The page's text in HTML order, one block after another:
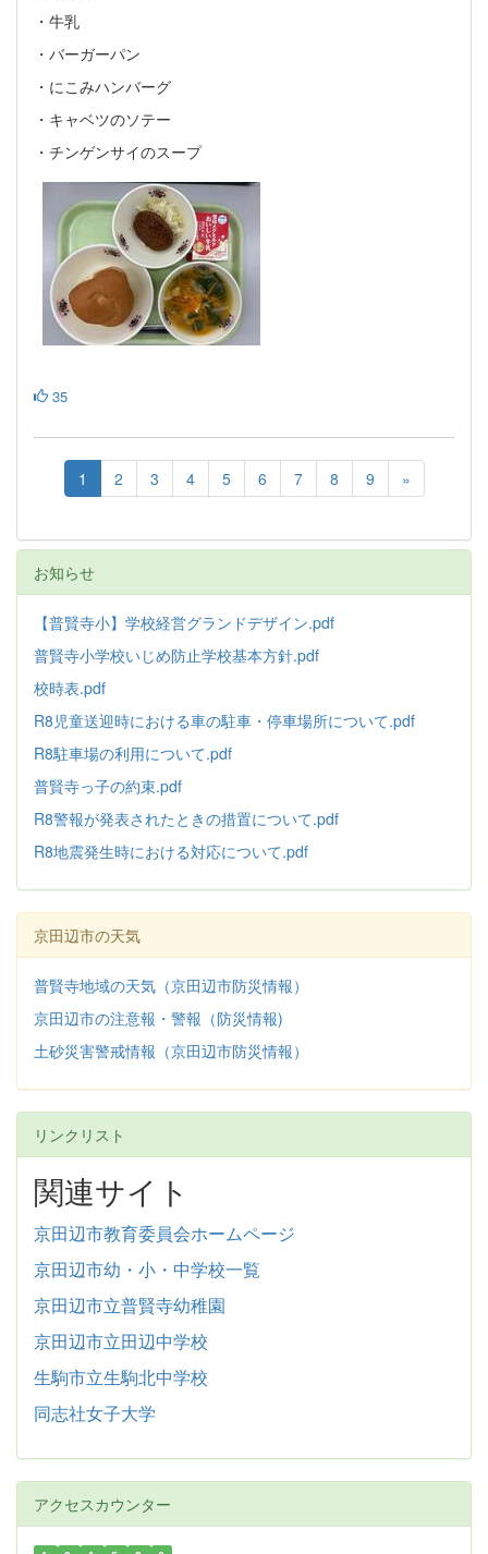
・牛乳
・バーガーパン
・にこみハンバーグ
・キャベツのソテー
・チンゲンサイのスープ
35
1 2 3 4 5 6 7 8 9 »
お知らせ
【普賢寺小】学校経営グランドデザイン.pdf
普賢寺小学校いじめ防止学校基本方針.pdf
校時表.pdf
R8児童送迎時における車の駐車・停車場所について.pdf
R8駐車場の利用について.pdf
普賢寺っ子の約束.pdf
R8警報が発表されたときの措置について.pdf
R8地震発生時における対応について.pdf
京田辺市の天気
普賢寺地域の天気（京田辺市防災情報）
京田辺市の注意報・警報（防災情報)
土砂災害警戒情報（京田辺市防災情報）
リンクリスト
関連サイト
京田辺市教育委員会ホームページ
京田辺市幼・小・中学校一覧
京田辺市立普賢寺幼稚園
京田辺市立田辺中学校
生駒市立生駒北中学校
同志社女子大学
アクセスカウンター